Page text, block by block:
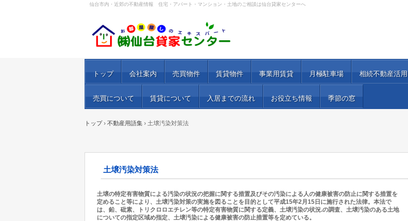
仙台市内・近郊の不動産情報 住宅・アパート・マンション・土地のご相談は仙台貸家センターへ
トップ 会社案内 売買物件 賃貸物件 事業用賃貸 月極駐車場 相続不動産活用
売買について 賃貸について 入居までの流れ お役立ち情報 季節の窓
トップ › 不動産用語集 › 土壌汚染対策法
土壌汚染対策法
土壌の特定有害物質による汚染の状況の把握に関する措置及びその汚染による人の健康被害の防止に関する措置を
定めること等により、土壌汚染対策の実施を図ることを目的として平成15年2月15日に施行された法律。本法で
は、鉛、砒素、トリクロロエチレン等の特定有害物質に関する定義、土壌汚染の状況.の調査、土壌汚染のある土地
についての指定区域め指定、土壌汚染による健康被害の防止措置等を定めている。